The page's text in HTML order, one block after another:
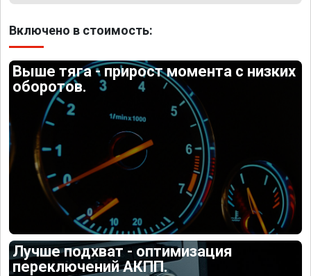
Включено в стоимость:
Выше тяга - прирост момента с низких
оборотов.
Лучше подхват - оптимизация
переключений АКПП.